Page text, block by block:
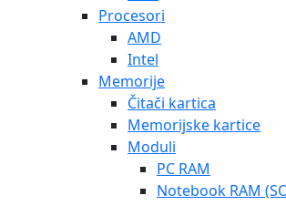
Procesori
AMD
Intel
Memorije
Čitači kartica
Memorijske kartice
Moduli
PC RAM
Notebook RAM